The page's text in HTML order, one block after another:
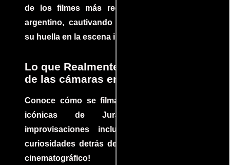
de los filmes más recomendados del cine
argentino, cautivando audiencias y dejando
su huella en la escena internacional.
Lo que Realmente Sucedió detrás
de las cámaras en Jurassic Park
Conoce cómo se filmaron algunas escenas
icónicas de Jurassic Park, con
improvisaciones incluidas. ¡Descubre las
curiosidades detrás del rodaje de un clásico
cinematográfico!